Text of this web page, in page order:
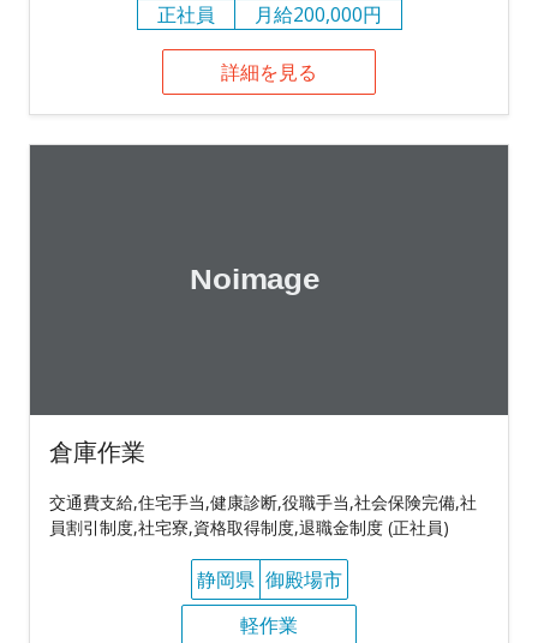
正社員
月給200,000円
詳細を見る
倉庫作業
交通費支給,住宅手当,健康診断,役職手当,社会保険完備,社
員割引制度,社宅寮,資格取得制度,退職金制度 (正社員)
静岡県 御殿場市
軽作業